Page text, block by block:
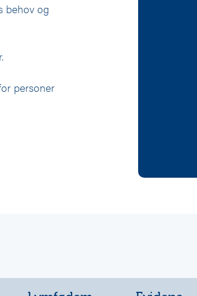
behov og
personer